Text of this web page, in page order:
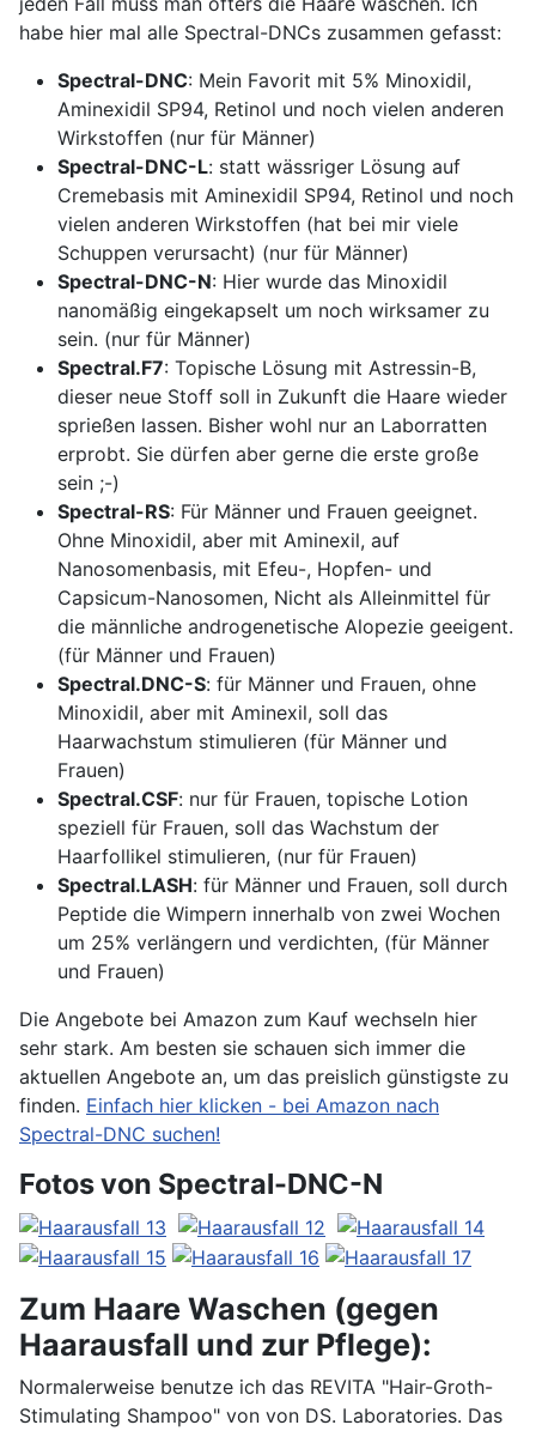
habe hier mal alle Spectral-DNCs zusammen gefasst:
Spectral-DNC: Mein Favorit mit 5% Minoxidil,
Aminexidil SP94, Retinol und noch vielen anderen
Wirkstoffen (nur für Männer)
Spectral-DNC-L: statt wässriger Lösung auf
Cremebasis mit Aminexidil SP94, Retinol und noch
vielen anderen Wirkstoffen (hat bei mir viele
Schuppen verursacht) (nur für Männer)
Spectral-DNC-N: Hier wurde das Minoxidil
nanomäßig eingekapselt um noch wirksamer zu
sein. (nur für Männer)
Spectral.F7: Topische Lösung mit Astressin-B,
dieser neue Stoff soll in Zukunft die Haare wieder
sprießen lassen. Bisher wohl nur an Laborratten
erprobt. Sie dürfen aber gerne die erste große
sein ;-)
Spectral-RS: Für Männer und Frauen geeignet.
Ohne Minoxidil, aber mit Aminexil, auf
Nanosomenbasis, mit Efeu-, Hopfen- und
Capsicum-Nanosomen, Nicht als Alleinmittel für
die männliche androgenetische Alopezie geeigent.
(für Männer und Frauen)
Spectral.DNC-S: für Männer und Frauen, ohne
Minoxidil, aber mit Aminexil, soll das
Haarwachstum stimulieren (für Männer und
Frauen)
Spectral.CSF: nur für Frauen, topische Lotion
speziell für Frauen, soll das Wachstum der
Haarfollikel stimulieren, (nur für Frauen)
Spectral.LASH: für Männer und Frauen, soll durch
Peptide die Wimpern innerhalb von zwei Wochen
um 25% verlängern und verdichten, (für Männer
und Frauen)
Die Angebote bei Amazon zum Kauf wechseln hier
sehr stark. Am besten sie schauen sich immer die
aktuellen Angebote an, um das preislich günstigste zu
finden. Einfach hier klicken - bei Amazon nach
Spectral-DNC suchen!
Fotos von Spectral-DNC-N
Zum Haare Waschen (gegen
Haarausfall und zur Pflege):
Normalerweise benutze ich das REVITA "Hair-Groth-
Stimulating Shampoo" von von DS. Laboratories. Das